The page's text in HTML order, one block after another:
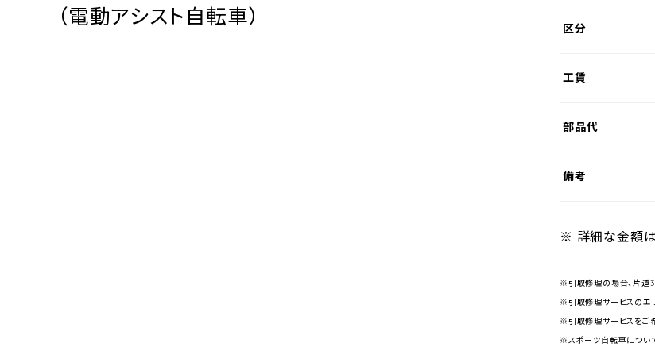
（電動アシスト自転車）
区分
工賃
部品代
備考
※ 詳細な金額は
※引取修理の場合、片道
※引取修理サービスのエ
※引取修理サービスをご
※スポーツ自転車につい